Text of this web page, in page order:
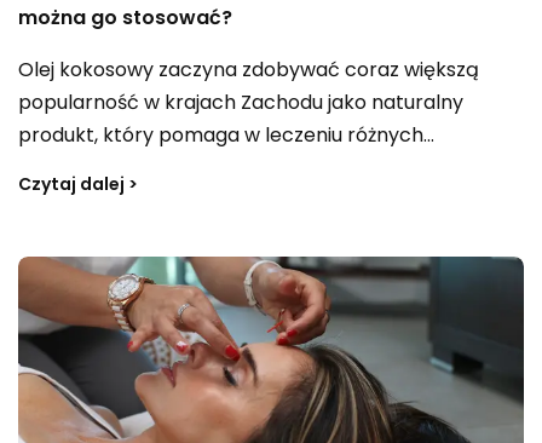
można go stosować?
Olej kokosowy zaczyna zdobywać coraz większą
popularność w krajach Zachodu jako naturalny
produkt, który pomaga w leczeniu różnych
Znalazł swoje zastosowanie w kuchni, kosmetyce
przedstawimy właściwości zdrowotne oleju
kokosowego, sposób jego stosowania oraz rzetelne
informacje na temat korzyści i szkód, jakie może
przynieść jego stosowanie.
Czytaj dalej >